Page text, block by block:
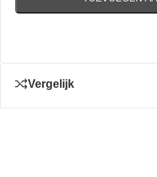
Vergelijk